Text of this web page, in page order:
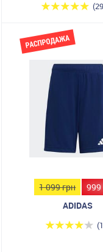
1 099 грн
999
ADIDAS